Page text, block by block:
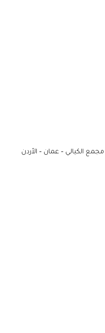
مجمع الكيالي - عمان - الأردن